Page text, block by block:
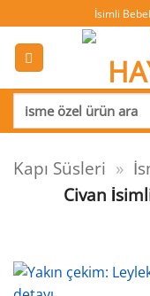
atla
İsimli
Ara:
Kapı Süsleri »
Civan